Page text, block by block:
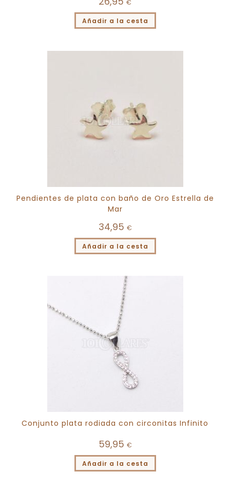
€
Añadir a la cesta
Pendientes de plata con baño de Oro Estrella de
Mar
34,95 €
Añadir a la cesta
Conjunto plata rodiada con circonitas Infinito
59,95 €
Añadir a la cesta